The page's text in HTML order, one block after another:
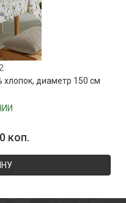
хлопок, диаметр 150 см
коп.